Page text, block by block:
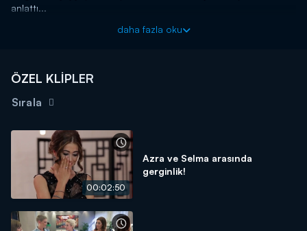
anlattı...
daha fazla oku
ÖZEL KLİPLER
Sırala
00:02:50
Azra ve Selma arasında
gerginlik!